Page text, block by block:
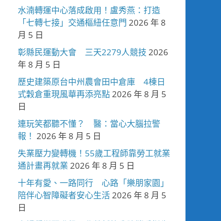
水湳轉運中心落成啟用！盧秀燕：打造
「七轉七接」交通樞紐任意門 2026 年 8
月 5 日
彰縣民運動大會 三天2279人競技 2026
年 8 月 5 日
歷史建築原台中州農會田中倉庫 4棟日
式穀倉重現風華再添亮點2026 年 8 月 5
日
連玩笑都聽不懂？ 醫：當心大腦拉警
報！ 2026 年 8 月 5 日
失業壓力變轉機！55歲工程師靠勞工就業
通計畫再就業 2026 年 8 月 5 日
十年有愛、一路同行 心路「樂朋家園」
陪伴心智障礙者安心生活2026 年 8 月 5
日